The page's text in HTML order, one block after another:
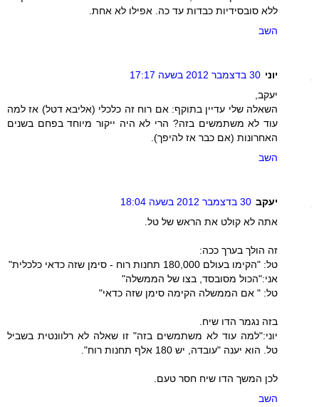
ללא סובסידיות כבדות עד כה. אפילו לא אחת.
השב
יוני 30 בדצמבר 2012 בשעה 17:17
יעקב,
השאלה שלי עדיין בתוקף: אם רוח זה כלכלי (אליבא דטל) אז למה
עוד לא משתמשים בזה? הרי לא היה ייקור מיוחד בפחם בשנים
האחרונות (אם כבר אז להיפך).
השב
יעקב 30 בדצמבר 2012 בשעה 18:04
אתה לא קולט את הראש של טל.
זה הולך בערך ככה:
טל: "הקימו בעולם 180,000 תחנות רוח - סימן שזה כדאי כלכלית"
אני:"הכול מסובסד, בצו של הממשלה"
טל: " אם הממשלה הקימה סימן שזה כדאי"
בזה נגמר הדו שיח.
יוני:"למה עוד לא משתמשים בזה" זו שאלה לא רלוונטית בשביל
טל. הוא יענה "עובדה, יש 180 אלף תחנות רוח".
לכן המשך הדו שיח חסר טעם.
השב